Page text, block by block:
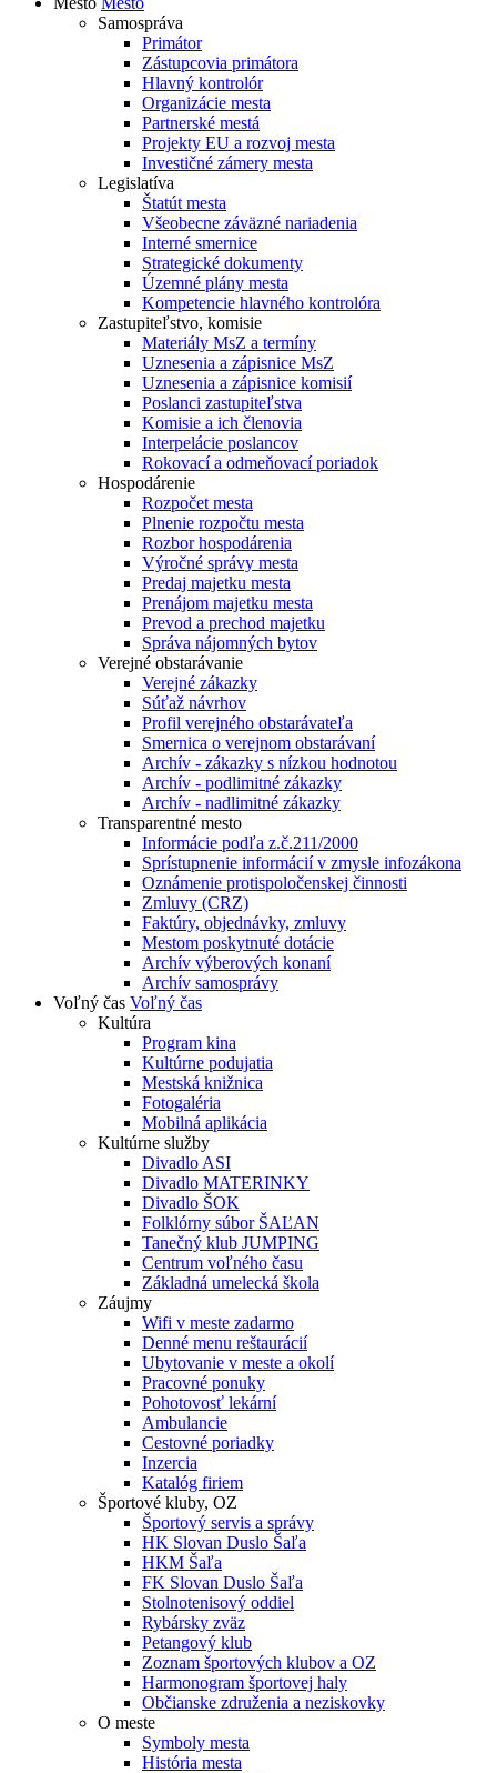
Samospráva
Primátor
Zástupcovia primátora
Hlavný kontrolór
Organizácie mesta
Partnerské mestá
Projekty EU a rozvoj mesta
Investičné zámery mesta
Legislatíva
Štatút mesta
Všeobecne záväzné nariadenia
Interné smernice
Strategické dokumenty
Územné plány mesta
Kompetencie hlavného kontrolóra
Zastupiteľstvo, komisie
Materiály MsZ a termíny
Uznesenia a zápisnice MsZ
Uznesenia a zápisnice komisií
Poslanci zastupiteľstva
Komisie a ich členovia
Interpelácie poslancov
Rokovací a odmeňovací poriadok
Hospodárenie
Rozpočet mesta
Plnenie rozpočtu mesta
Rozbor hospodárenia
Výročné správy mesta
Predaj majetku mesta
Prenájom majetku mesta
Prevod a prechod majetku
Správa nájomných bytov
Verejné obstarávanie
Verejné zákazky
Súťaž návrhov
Profil verejného obstarávateľa
Smernica o verejnom obstarávaní
Archív - zákazky s nízkou hodnotou
Archív - podlimitné zákazky
Archív - nadlimitné zákazky
Transparentné mesto
Informácie podľa z.č.211/2000
Sprístupnenie informácií v zmysle infozákona
Oznámenie protispoločenskej činnosti
Zmluvy (CRZ)
Faktúry, objednávky, zmluvy
Mestom poskytnuté dotácie
Archív výberových konaní
Archív samosprávy
Voľný čas Voľný čas
Kultúra
Program kina
Kultúrne podujatia
Mestská knižnica
Fotogaléria
Mobilná aplikácia
Kultúrne služby
Divadlo ASI
Divadlo MATERINKY
Divadlo ŠOK
Folklórny súbor ŠAĽAN
Tanečný klub JUMPING
Centrum voľného času
Základná umelecká škola
Záujmy
Wifi v meste zadarmo
Denné menu reštaurácií
Ubytovanie v meste a okolí
Pracovné ponuky
Pohotovosť lekární
Ambulancie
Cestovné poriadky
Inzercia
Katalóg firiem
Športové kluby, OZ
Športový servis a správy
HK Slovan Duslo Šaľa
HKM Šaľa
FK Slovan Duslo Šaľa
Stolnotenisový oddiel
Rybársky zväz
Petangový klub
Zoznam športových klubov a OZ
Harmonogram športovej haly
Občianske združenia a neziskovky
O meste
Symboly mesta
História mesta